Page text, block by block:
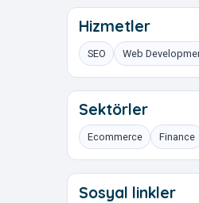
Hizmetler
SEO Web
Sektörler
Ecommerce Finance
Sosyal linkler